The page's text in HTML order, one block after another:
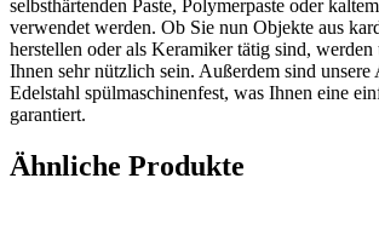
selbsthärtenden Paste, Polymerpaste oder
verwendet werden. Ob Sie nun Objekte aus
herstellen oder als Keramiker tätig sind, werden
Ihnen sehr nützlich sein. Außerdem sind unsere
Edelstahl spülmaschinenfest, was Ihnen eine
garantiert.
Ähnliche Produkte